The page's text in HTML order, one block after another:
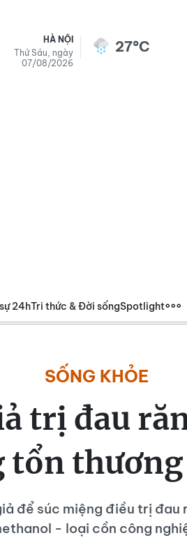
HÀ NỘI
Thứ Sáu, ngày
07/08/2026
27°C
24hTri thức & Đời sốngSpotlight
SỐNG KHỎE
trị đau
tổn
để súc miệng điều trị đau
- loại cồn công